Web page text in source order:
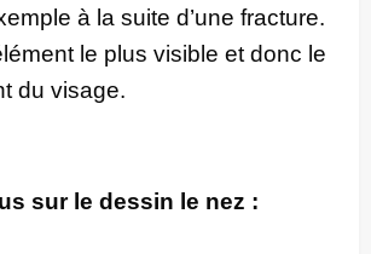
à la suite d’une fracture.
le plus visible et donc le
du visage.
sur le dessin le nez :